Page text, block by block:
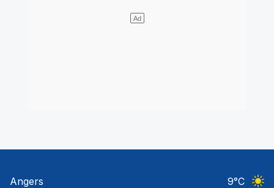
Angers 9°C